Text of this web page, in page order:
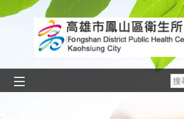
跳到主要內容區塊